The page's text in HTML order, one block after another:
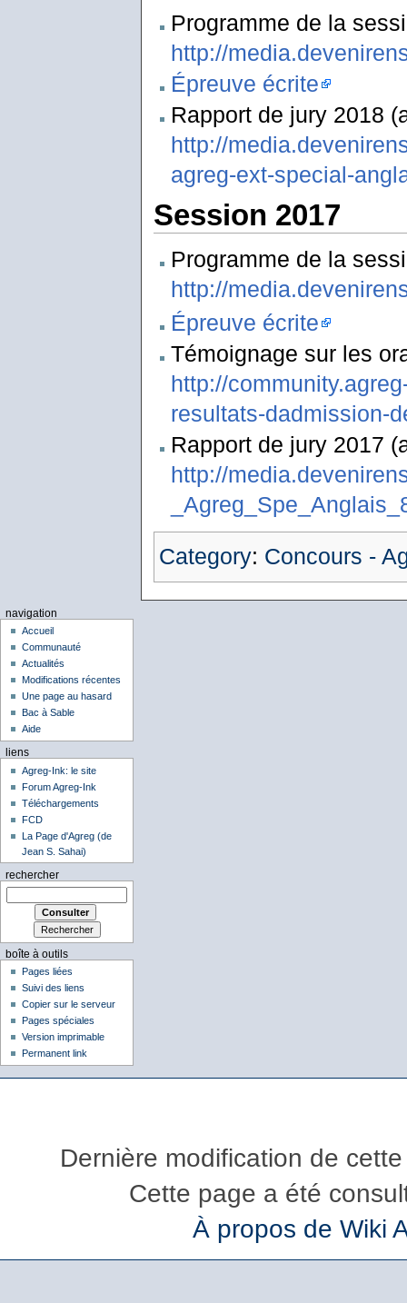
Programme de la
http://
Épreuve écrite
Rapport de jury 2018
http://
agreg-ext-special-
Session 2017
Programme de la
http://
Épreuve écrite
Témoignage sur les
http://
resultats-dadmission-
Rapport de jury 2017
http://
Category: Concours -
navigation
Accueil
Communauté
Actualités
Modifications récentes
Une page au hasard
Bac à Sable
Aide
liens
Agreg-Ink: le site
Forum Agreg-Ink
Téléchargements
FCD
La Page d'Agreg (de
Jean S. Sahai)
rechercher
boîte à outils
Pages liées
Suivi des liens
Copier sur le serveur
Pages spéciales
Version imprimable
Permanent link
Dernière modification de
Cette page a été
À propos de Wiki